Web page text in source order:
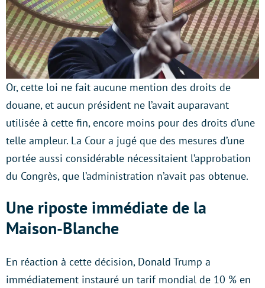
Or, cette loi ne fait aucune mention des droits de
douane, et aucun président ne l’avait auparavant
utilisée à cette fin, encore moins pour des droits d’une
telle ampleur. La Cour a jugé que des mesures d’une
portée aussi considérable nécessitaient l’approbation
du Congrès, que l’administration n’avait pas obtenue.
Une riposte immédiate de la
Maison-Blanche
En réaction à cette décision, Donald Trump a
immédiatement instauré un tarif mondial de 10 % en